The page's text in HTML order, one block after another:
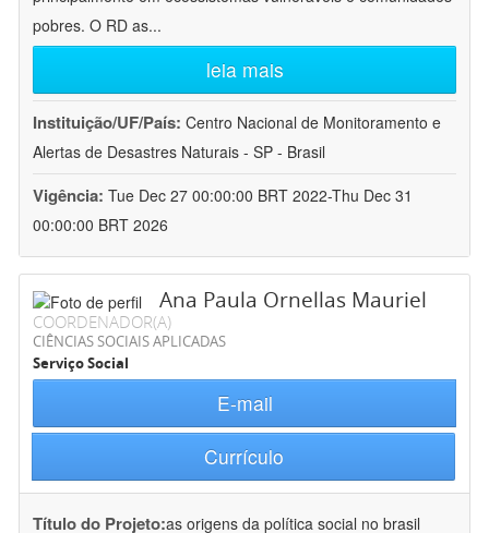
pobres. O RD as...
leia mais
Instituição/UF/País: Centro Nacional de Monitoramento e
Alertas de Desastres Naturais - SP - Brasil
Vigência: Tue Dec 27 00:00:00 BRT 2022-Thu Dec 31
00:00:00 BRT 2026
Ana Paula Ornellas Mauriel
COORDENADOR(A)
CIÊNCIAS SOCIAIS APLICADAS
Serviço Social
E-mail
Currículo
Título do Projeto:as origens da política social no brasil